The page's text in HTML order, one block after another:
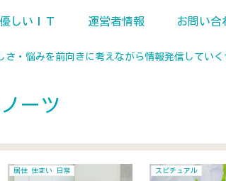
・悩みを前向きに考えながら情報発信していく
ーツ
優しいＩＴ 運営者情報 お問い合
日用品 雑貨 家電 ガス